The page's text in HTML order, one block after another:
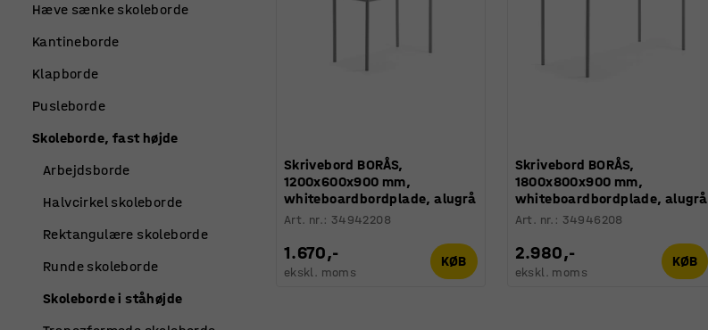
Skrivebord BORÅS,
1200x600x900 mm,
whiteboardbordplade, alugrå
Art. nr.: 34942208
1.670,-
ekskl. moms
KØB
Skrivebord BORÅS,
1800x800x900 mm,
whiteboardbordplade, alugrå
Art. nr. : 34946208
2.980,-
ekskl. moms
KØB
Hæve sænke skoleborde
Kantineborde
Klapborde
Pusleborde
Skoleborde, fast højde
Arbejdsborde
Halvcirkel skoleborde
Rektangulære skoleborde
Runde skoleborde
Skoleborde i ståhøjde